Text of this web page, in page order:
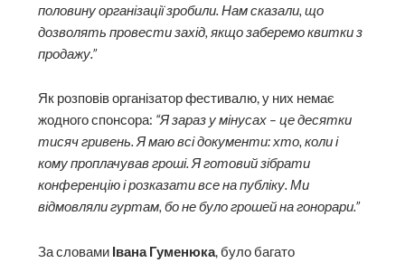
половину організації зробили. Нам сказали, що
дозволять провести захід, якщо заберемо квитки з
продажу.”
Як розповів організатор фестивалю, у них немає
жодного спонсора: “Я зараз у мінусах – це десятки
тисяч гривень. Я маю всі документи: хто, коли і
кому проплачував гроші. Я готовий зібрати
конференцію і розказати все на публіку. Ми
відмовляли гуртам, бо не було грошей на гонорари.”
За словами Івана Гуменюка, було багато